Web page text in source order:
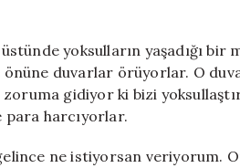
yoksulların yaşadığı bir
duvarlar örüyorlar. O
zoruma gidiyor ki bizi
harcıyorlar.
ne istiyorsan veriyorum.